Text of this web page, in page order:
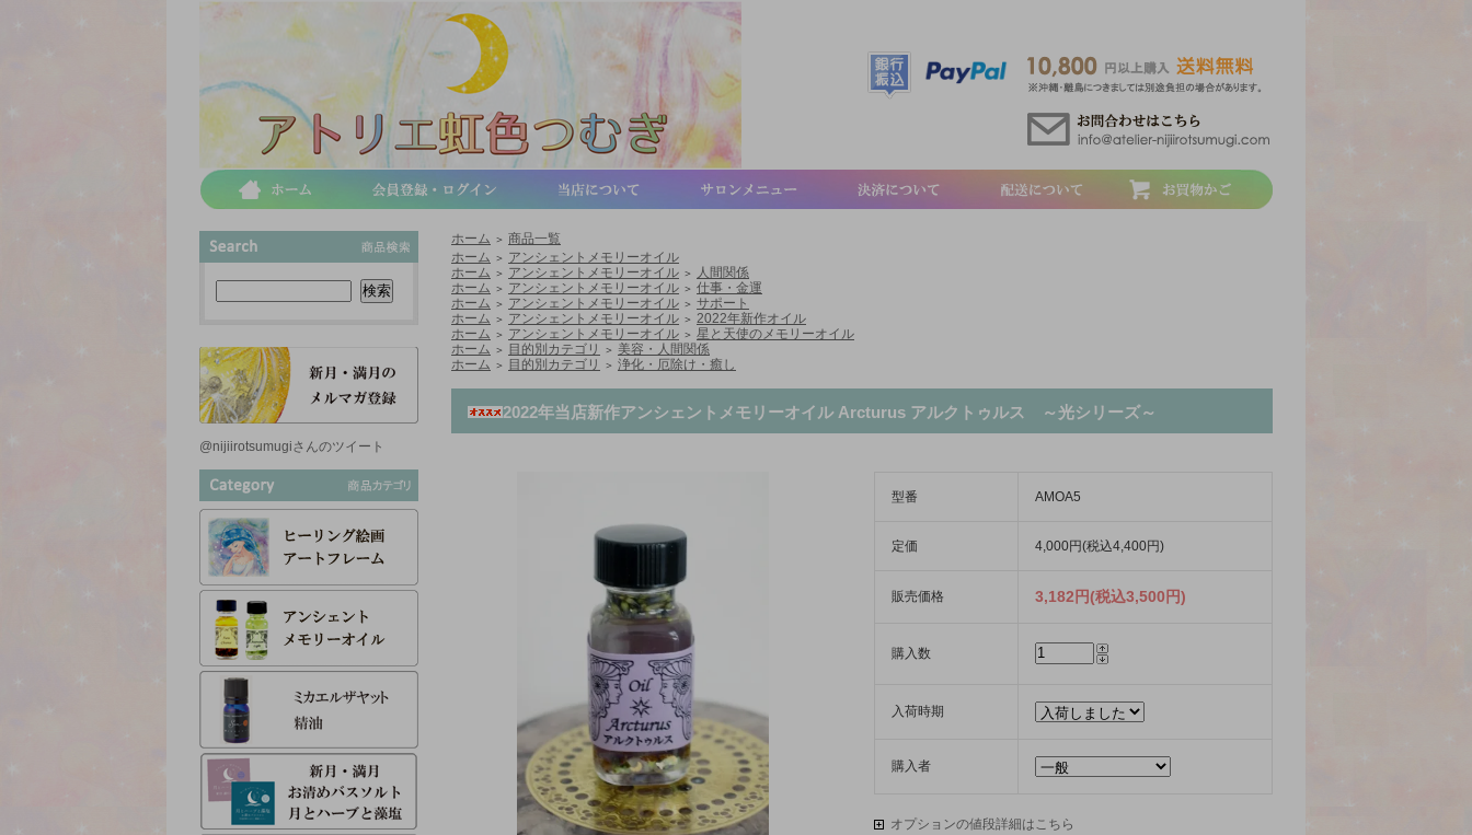
@nijiirotsumugiさんのツイート
ホーム ＞ 商品一覧
ホーム ＞
アンシェントメモリーオイル
ホーム ＞ アンシェントメモリーオイル ＞
人間関係
ホーム ＞ アンシェントメモリーオイル ＞ 仕事・金運
ホーム ＞ アンシェントメモリーオイル ＞ サポート
ホーム ＞ アンシェントメモリーオイル ＞ 2022年新作オイル
ホーム ＞ アンシェントメモリーオイル ＞ 星と天使のメモリーオイル
ホーム ＞ 目的別カテゴリ ＞
美容・人間関係
ホーム ＞ 目的別カテゴリ ＞ 浄化・厄除け・癒し
2022年当店新作アンシェントメモリーオイル Arcturus アルクトゥルス ～光シリーズ～
型番 AMOA5
定価 4,000円(税込4,400円)
販売価格 3,182円(税込3,500円)
購入数
入荷時期
購入者
オプションの値段詳細はこちら